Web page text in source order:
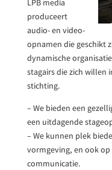
produceert
audio- en video-
opnamen die geschikt
dynamische
stagairs die zich willen
stichting.
– We bieden een
een uitdagende
– We kunnen plek
vormgeving, en ook
communicatie.